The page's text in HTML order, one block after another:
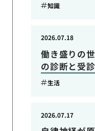
知識
働き盛りの
の診断と受
2026.07.18
生活
2026.07.17